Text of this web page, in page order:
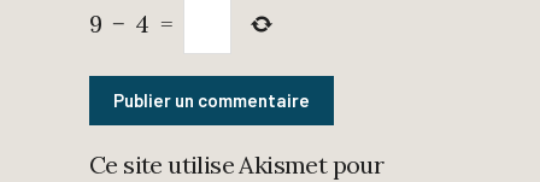
9 − 4 =
Ce site utilise Akismet pour